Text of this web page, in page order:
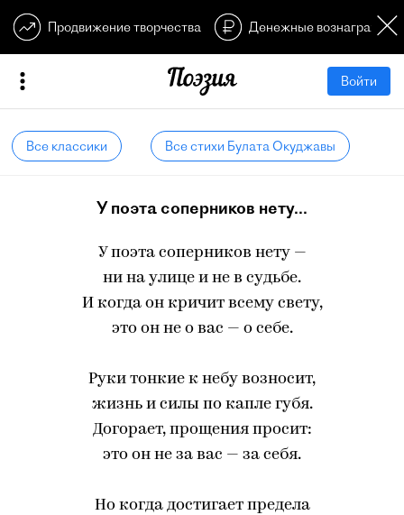
Продвижение творчества Денежные
Войти
Все классики Все стихи Булата Окуджавы
У поэта соперников нету...
У поэта соперников нету —
ни на улице и не в судьбе.
И когда он кричит всему свету,
это он не о вас — о себе.
Руки тонкие к небу возносит,
жизнь и силы по капле губя.
Догорает, прощения просит:
это он не за вас — за себя.
Но когда достигает предела